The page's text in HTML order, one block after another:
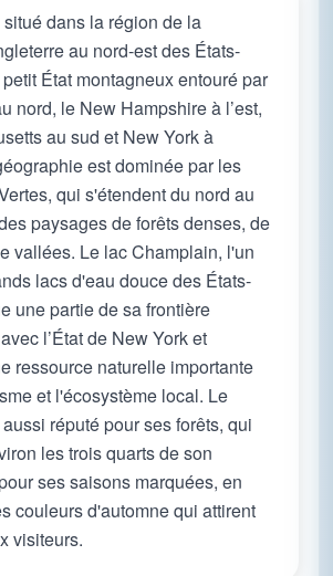
situé dans la région de la
au nord-est des États-
État montagneux entouré par
nord, le New Hampshire à l’est,
au sud et New York à
est dominée par les
qui s'étendent du nord au
paysages de forêts denses, de
vallées. Le lac Champlain, l'un
lacs d'eau douce des États-
une partie de sa frontière
l’État de New York et
ressource naturelle importante
et l'écosystème local. Le
réputé pour ses forêts, qui
les trois quarts de son
ses saisons marquées, en
couleurs d'automne qui attirent
visiteurs.